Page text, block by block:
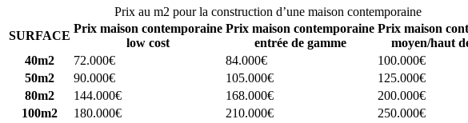
Prix au m2 pour la construction d’une maison contemporaine
SURFACE
Prix maison contemporaine
low cost
Prix maison contemporaine
entrée de gamme
Prix maison
moyen/haut
40m2
72.000€ 84.000€
100.000€
50m2
90.000€ 105.000€
125.000€
80m2
144.000€ 168.000€
200.000€
100m2
180.000€ 210.000€
250.000€